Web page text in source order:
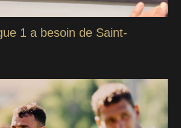
1 a besoin de Saint-